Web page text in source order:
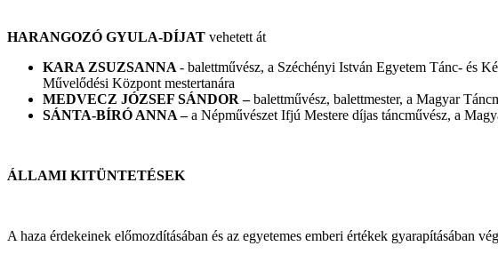
HARANGOZÓ GYULA-DÍJAT vehetett át
KARA ZSUZSANNA - balettművész, a Széchényi István Egyetem Tánc- és
Művelődési Központ mestertanára
MEDVECZ JÓZSEF SÁNDOR –balettművész, balettmester, a Magyar
SÁNTA-BÍRÓ ANNA –a Népművészet Ifjú Mestere díjas táncművész, a
ÁLLAMI KITÜNTETÉSEK
A haza érdekeinek előmozdításában és az egyetemes emberi értékek gyarapításában